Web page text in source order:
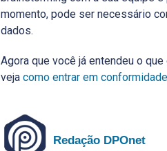
momento, pode ser necessário
dados.
Agora que você já entendeu o
veja como entrar em
Redação DPOnet